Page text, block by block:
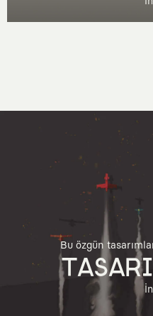
Bu özgün